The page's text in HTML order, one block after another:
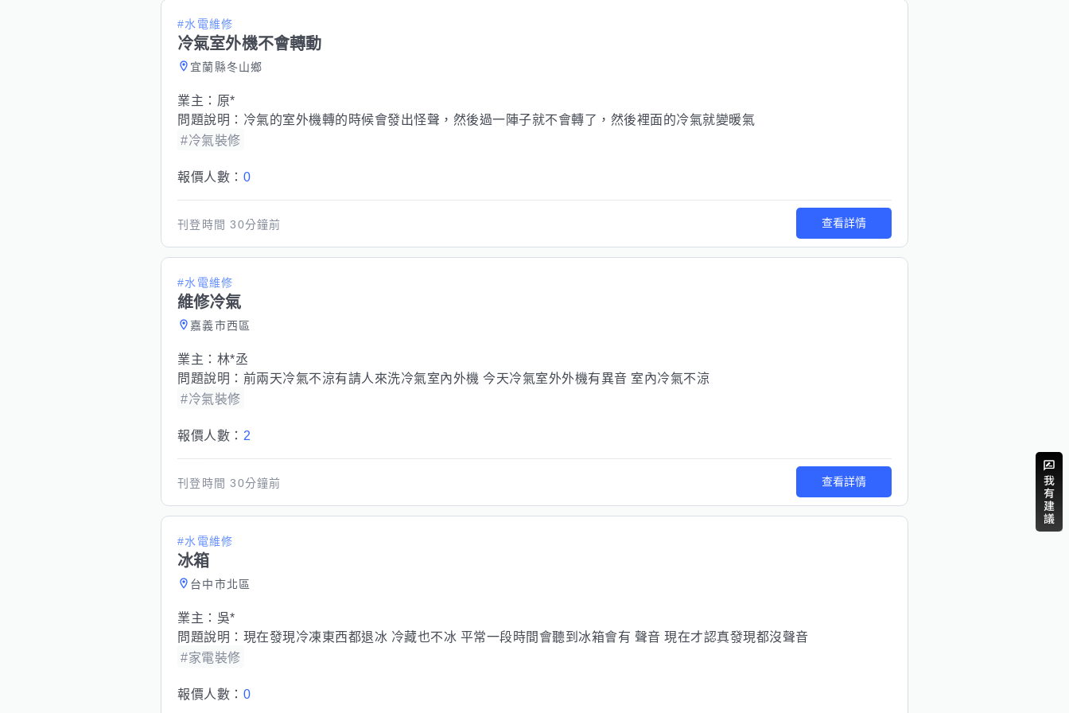
#水電維修
冷氣室外機不會轉動
宜蘭縣冬山鄉
業主： 原*
問題說明： 冷氣的室外機轉的時候會發出怪聲，然後過一陣子就不會轉了，然後裡面的冷氣就變暖氣
#冷氣裝修
報價人數： 0
刊登時間30分鐘前 查看詳情
#水電維修
維修冷氣
嘉義市西區
業主： 林*丞
問題說明： 前兩天冷氣不涼有請人來洗冷氣室內外機 今天冷氣室外外機有異音 室內冷氣不涼
#冷氣裝修
報價人數： 2
刊登時間30分鐘前 查看詳情
#水電維修
冰箱
台中市北區
業主： 吳*
問題說明： 現在發現冷凍東西都退冰 冷藏也不冰 平常一段時間會聽到冰箱會有 聲音 現在才認真發現都沒聲音
#家電裝修
報價人數： 0